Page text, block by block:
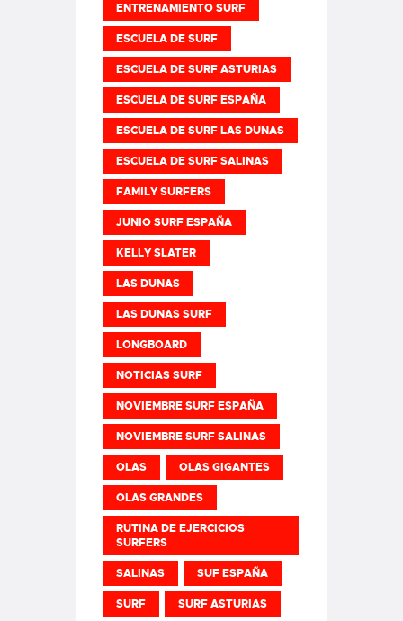
ENTRENAMIENTO SURF
ESCUELA DE SURF
ESCUELA DE SURF ASTURIAS
ESCUELA DE SURF ESPAÑA
ESCUELA DE SURF LAS DUNAS
ESCUELA DE SURF SALINAS
FAMILY SURFERS
JUNIO SURF ESPAÑA
KELLY SLATER
LAS DUNAS
LAS DUNAS SURF
LONGBOARD
NOTICIAS SURF
NOVIEMBRE SURF ESPAÑA
NOVIEMBRE SURF SALINAS
OLAS OLAS GIGANTES
OLAS GRANDES
RUTINA DE EJERCICIOS
SURFERS
SALINAS SUF ESPAÑA
SURF SURF ASTURIAS